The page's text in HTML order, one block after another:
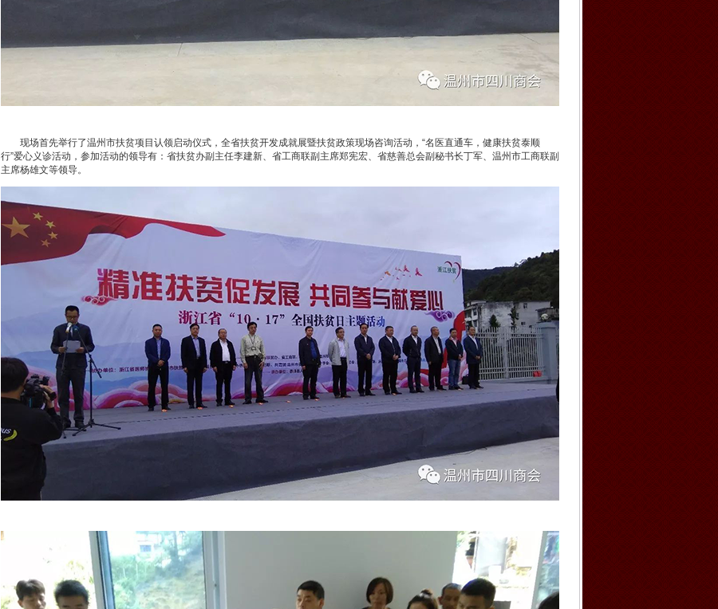
现场首先举行了温州市扶贫项目认领启动仪式，全省扶贫开发成就展暨扶贫政策现场咨询活动，“名医直通车，健康扶贫泰顺
行”爱心义诊活动，参加活动的领导有：省扶贫办副主任李建新、省工商联副主席郑宪宏、省慈善总会副秘书长丁军、温州市工商联副
主席杨雄文等领导。